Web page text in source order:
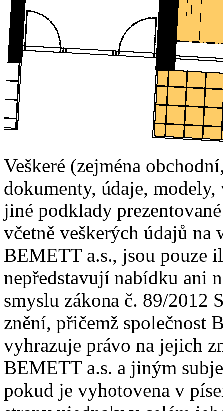
Veškeré (zejména
dokumenty, údaje,
jiné podklady
včetně veškerých údajů na
BEMETT a.s., jsou pouze
nepředstavují nabídku ani
smyslu zákona č. 89/2012
znění, přičemž společnost
vyhrazuje právo na jejich
BEMETT a.s. a jiným
pokud je vyhotovena v